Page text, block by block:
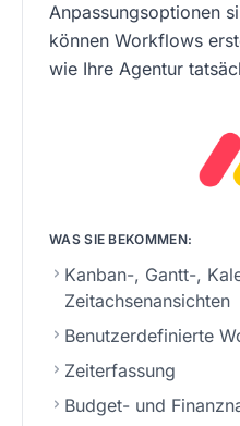
Anpassungsoptionen
können Workflows
wie Ihre Agentur
WAS SIE BEKOMMEN:
Kanban-, Gantt-,
Zeitachsenansichten
Benutzerdefinierte
Zeiterfassung
Budget- und